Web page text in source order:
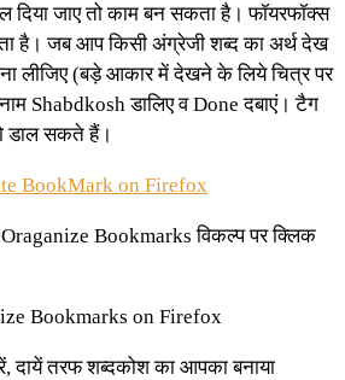
दिया जाए तो काम बन सकता है। फॉयरफॉक्स
है। जब आप किसी अंग्रेजी शब्द का अर्थ देख
लीजिए (बड़े आकार में देखने के लिये चित्र पर
Shabdkosh डालिए व Done दबाएं। टैग
डाल सकते हैं।
Bookmarks विकल्प पर क्लिक
दायें तरफ शब्दकोश का आपका बनाया